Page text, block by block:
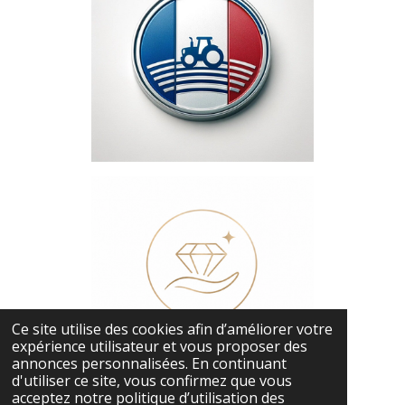
Ce site utilise des cookies afin d’améliorer votre
expérience utilisateur et vous proposer des
annonces personnalisées. En continuant
d'utiliser ce site, vous confirmez que vous
acceptez notre politique d’utilisation des